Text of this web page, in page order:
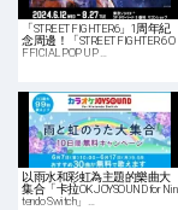
「STREET FIGHTER6」1周年紀
念周邊！「STREET FIGHTER 6 O
FFICIAL POP UP …
以雨水和彩虹為主題的樂曲大
集合「卡拉OK JOYSOUND for Nin
tendo Switch」…